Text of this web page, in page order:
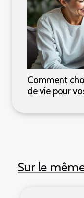
Comment
de vie pour
Sur le